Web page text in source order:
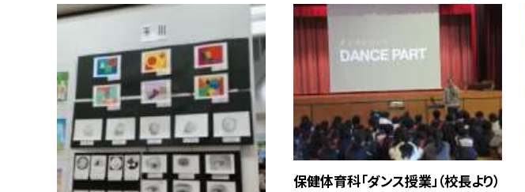
保健体育科「ダンス授業」（校長より）